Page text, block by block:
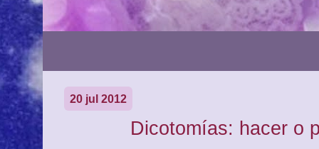
20 jul 2012
Dicotomías: hacer o